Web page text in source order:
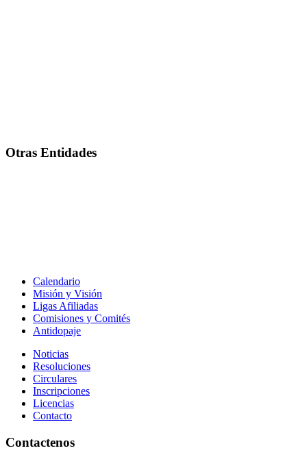
Otras Entidades
Calendario
Misión y Visión
Ligas Afiliadas
Comisiones y Comités
Antidopaje
Noticias
Resoluciones
Circulares
Inscripciones
Licencias
Contacto
Contactenos